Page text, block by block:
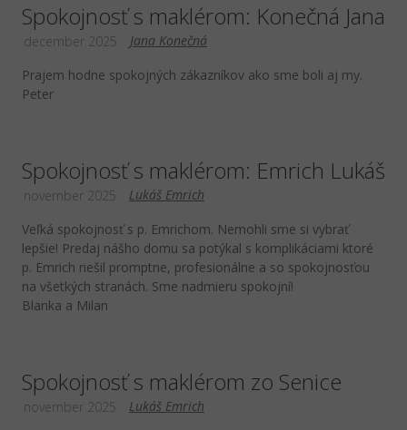
Spokojnosť s maklérom: Konečná Jana
Jana Konečná
december 2025
Prajem hodne spokojných zákazníkov ako sme boli aj my.
Peter
Spokojnosť s maklérom: Emrich Lukáš
Lukáš Emrich
november 2025
Veľká spokojnosť s p. Emrichom. Nemohli sme si vybrať
lepšie! Predaj nášho domu sa potýkal s komplikáciami ktoré
p. Emrich riešil promptne, profesionálne a so spokojnosťou
na všetkých stranách. Sme nadmieru spokojní!
Blanka a Milan
Spokojnosť s maklérom zo Senice
Lukáš Emrich
november 2025